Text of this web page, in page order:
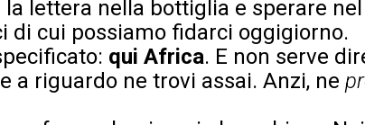
lettera nella bottiglia e sperare
di cui possiamo fidarci oggigiorno.
qui Africa. E non serve
a riguardo ne trovi assai. Anzi, ne